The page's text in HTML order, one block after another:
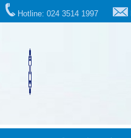
Hotline: 024 3514 1997